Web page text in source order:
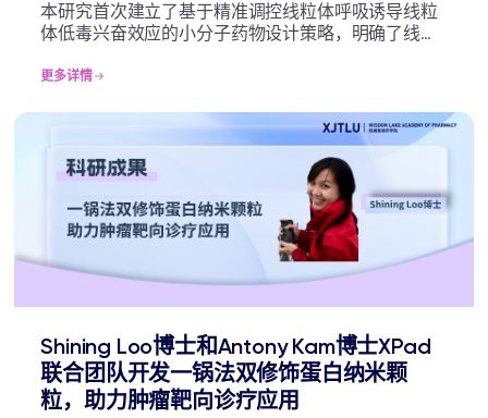
本研究首次建立了基于精准调控线粒体呼吸诱导线粒
体低毒兴奋效应的小分子药物设计策略，明确了线粒
关药物研发提供了理论依据。
更多详情
Shining Loo博士和Antony Kam博士XPad
联合团队开发一锅法双修饰蛋白纳米颗
粒，助力肿瘤靶向诊疗应用